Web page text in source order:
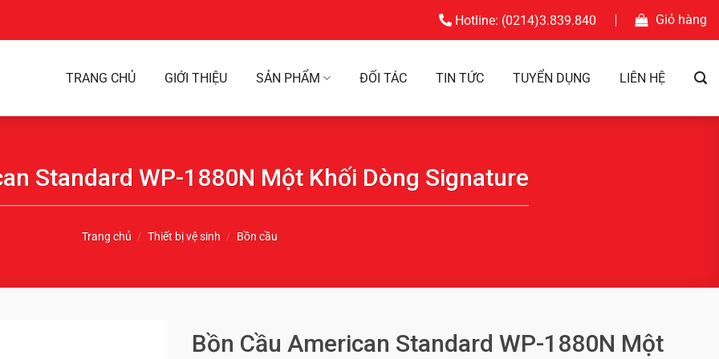
Hotline: (0214)3.839.840 Giỏ hàng
TRANG CHỦ GIỚI THIỆU SẢN PHẨM ĐỐI TÁC TIN TỨC TUYỂN DỤNG LIÊN HỆ
Standard WP-1880N Một Khối Dòng Signature
Trang chủ / Thiết bị vệ sinh / Bồn cầu
Bồn Cầu American Standard WP-1880N Một